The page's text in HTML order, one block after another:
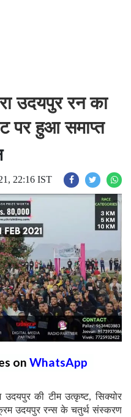
उदयपुर रन का
पर हुआ समाप्त
22:16 IST
on WhatsApp
की टीम उत्कृष्ट, सिक्योर
उदयपुर रन्स के चतुर्थ संस्करण